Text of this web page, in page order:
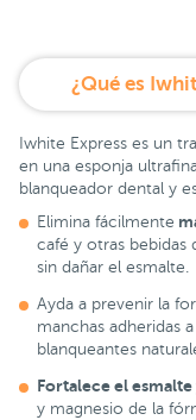
Iwhite Express es un
en una esponja
blanqueador dental y
Elimina fácilmente
café y otras bebidas
sin dañar el esmalte.
Ayda a prevenir la
manchas adheridas
blanqueantes
Fortalece el
y magnesio de la